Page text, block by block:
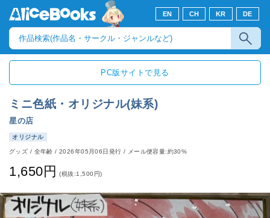
EN CH KR DE
PC版サイトで見る
ミニ色紙・オリジナル(妹系)
星の店
オリジナル
グッズ / 全年齢/2026年05月06日発行 / メール便容量:約30%
1,650円 (税抜:1,500円)